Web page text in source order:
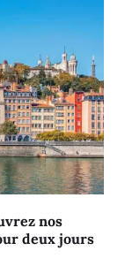
nos
deux jours